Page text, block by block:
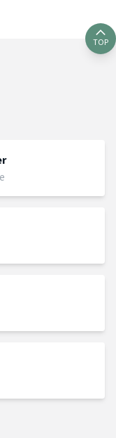
TOP